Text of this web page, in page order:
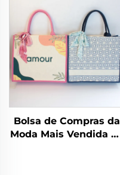
com Fivela Oculta,
Impressão por
Transferência Térmica
para Presente
Bolsa de Compras da
Moda Mais Vendida de